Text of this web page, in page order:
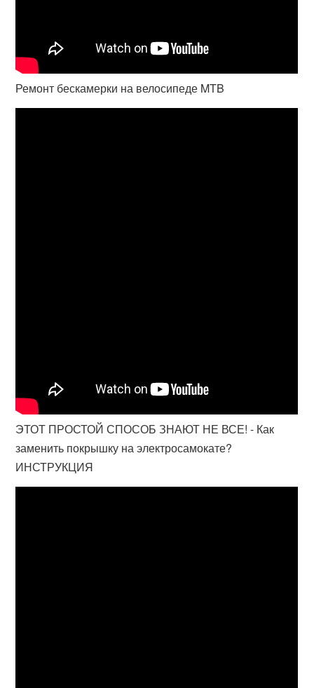
Ремонт бескамерки на велосипеде MTB
ЭТОТ ПРОСТОЙ СПОСОБ ЗНАЮТ НЕ ВСЕ! - Как
заменить покрышку на электросамокате?
ИНСТРУКЦИЯ